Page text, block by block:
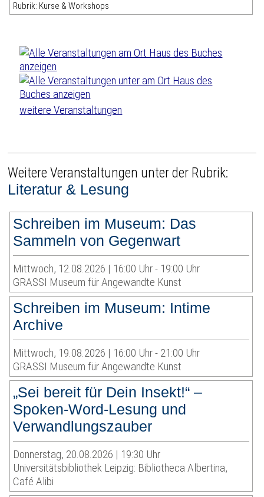
Rubrik: Kurse & Workshops
weitere Veranstaltungen
Weitere Veranstaltungen unter der Rubrik:
Literatur & Lesung
Schreiben im Museum: Das
Sammeln von Gegenwart
Mittwoch, 12.08.2026 | 16:00 Uhr - 19:00 Uhr
GRASSI Museum für Angewandte Kunst
Schreiben im Museum: Intime
Archive
Mittwoch, 19.08.2026 | 16:00 Uhr - 21:00 Uhr
GRASSI Museum für Angewandte Kunst
„Sei bereit für Dein Insekt!“ –
Spoken-Word-Lesung und
Verwandlungszauber
Donnerstag, 20.08.2026 | 19:30 Uhr
Universitätsbibliothek Leipzig: Bibliotheca Albertina,
Café Alibi